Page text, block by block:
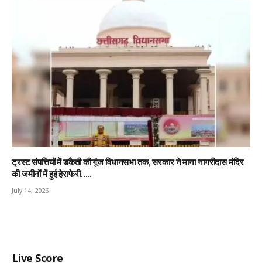
ट्रस्ट संपत्तियों में डकैती की गूंज विधानसभा तक, सरकार ने माना नागरीदास मंदिर
की जमीनों में हुई हेराफेरी…..
July 14, 2026
Live Score